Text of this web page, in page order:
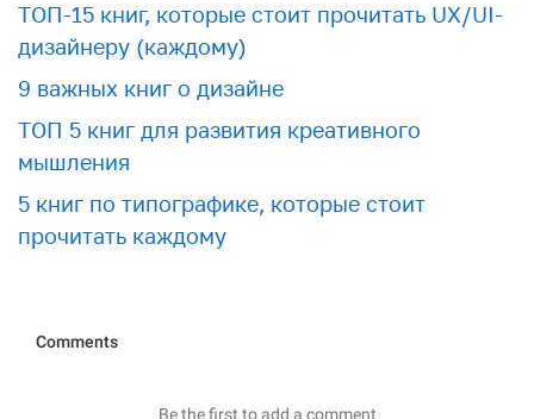
ТОП-15 книг, которые стоит прочитать UX/UI-
дизайнеру (каждому)
9 важных книг о дизайне
ТОП 5 книг для развития креативного
мышления
5 книг по типографике, которые стоит
прочитать каждому